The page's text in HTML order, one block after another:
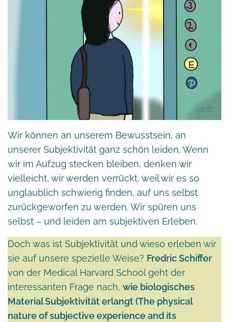
Wir können an unserem Bewusstsein, an
unserer Subjektivität ganz schön leiden. Wenn
wir im Aufzug stecken bleiben, denken wir
vielleicht, wir werden verrückt, weil wir es so
unglaublich schwierig finden, auf uns selbst
zurückgeworfen zu werden. Wir spüren uns
selbst – und leiden am subjektiven Erleben.
Doch was ist Subjektivität und wieso erleben wir
sie auf unsere spezielle Weise? Fredric Schiffer
von der Medical Harvard School geht der
interessanten Frage nach, wie biologisches
Material Subjektivität erlangt (The physical
nature of subjective experience and its